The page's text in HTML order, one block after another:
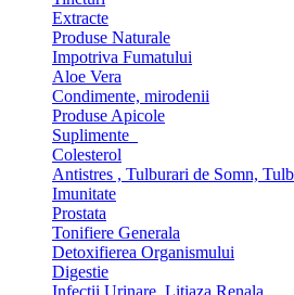
Extracte
Produse Naturale
Impotriva Fumatului
Aloe Vera
Condimente, mirodenii
Produse Apicole
Suplimente
Colesterol
Antistres , Tulburari de Somn,
Imunitate
Prostata
Tonifiere Generala
Detoxifierea Organismului
Digestie
Infectii Urinare, Litiaza Renala